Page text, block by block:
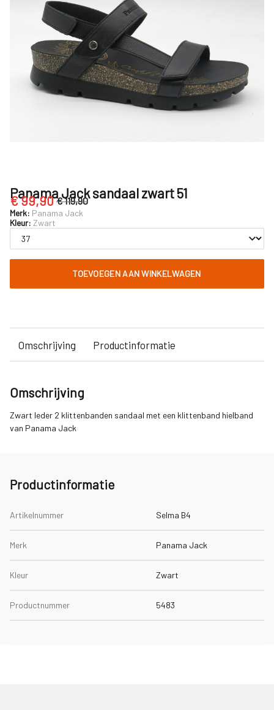
Nijhuisschoenen
Panama Jack sandaal zwart 51
€ 99,90 € 119,90
Merk: Panama Jack
Kleur: Zwart
TOEVOEGEN AAN WINKELWAGEN
Omschrijving Productinformatie
Omschrijving
Zwart leder 2 klittenbanden sandaal met een klittenband hielband
van Panama Jack
Productinformatie
Artikelnummer Selma B4
Merk Panama Jack
Kleur Zwart
Productnummer 5483